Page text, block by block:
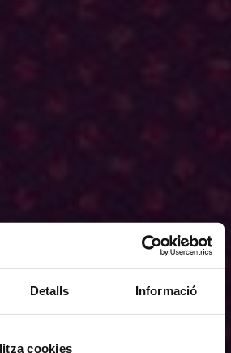
Detalls Informació
cookies